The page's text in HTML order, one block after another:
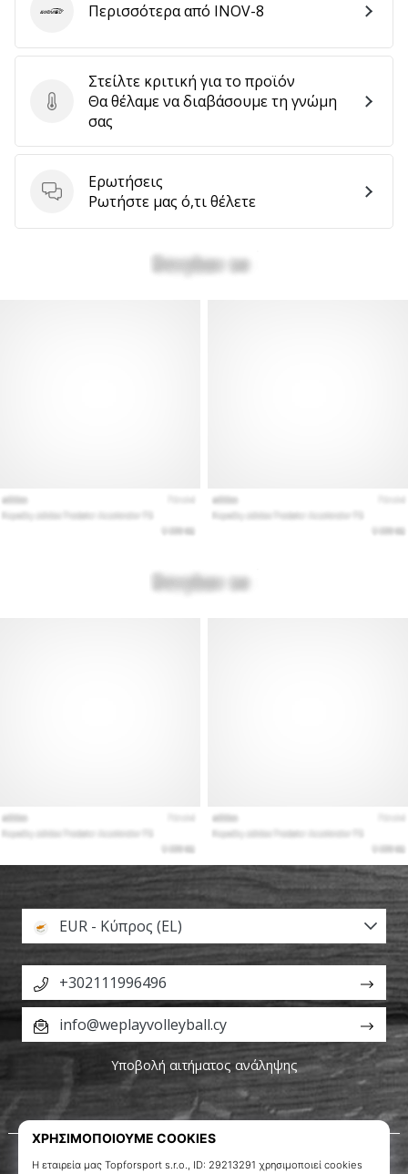
Εμφάνιση
όλων
άρθρων
Στείλτε κριτική για το προϊόν
Στείλτε κριτική για το προϊόν
Θα θέλαμε να διαβάσουμε τη γνώμη
σας
Ερωτήσεις
Ερωτήσεις
Ρωτήστε μας ό,τι θέλετε
INOV-8Περισσότερα από INOV-8
Σχετικά μ' εμάς
EUR - Κύπρος (EL)
+302111996496
info@weplayvolleyball.cy
Υποβολή αιτήματος ανάληψης